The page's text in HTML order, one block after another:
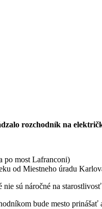
rozchodník na
po most Lafranconi)
od Miestneho úradu
sú náročné na
bude mesto